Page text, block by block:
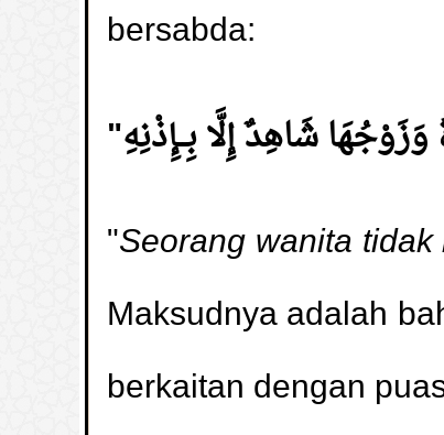
bersabda:
"Seorang wanita
Maksudnya adalah
berkaitan dengan